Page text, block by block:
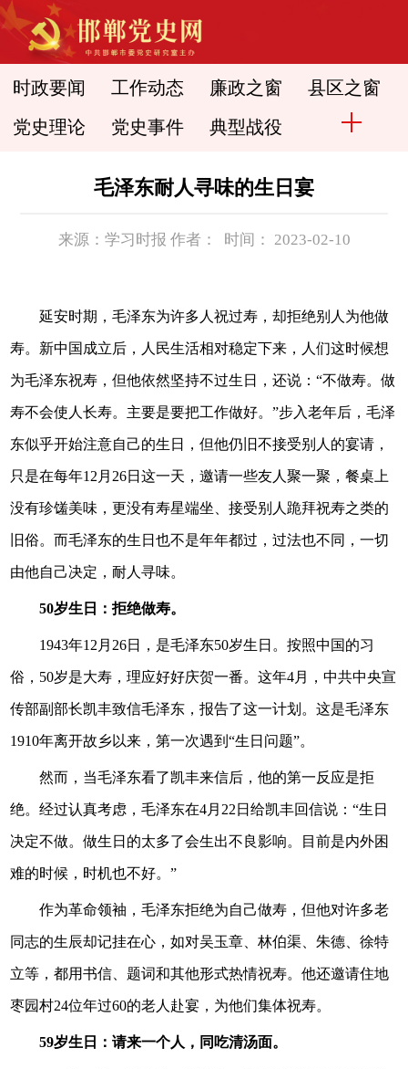
时政要闻 工作动态 廉政之窗 县区之窗
党史理论 党史事件 典型战役
毛泽东耐人寻味的生日宴
来源：学习时报 作者： 时间： 2023-02-10
延安时期，毛泽东为许多人祝过寿，却拒绝别人为他做
寿。新中国成立后，人民生活相对稳定下来，人们这时候想
为毛泽东祝寿，但他依然坚持不过生日，还说：“不做寿。做
寿不会使人长寿。主要是要把工作做好。”步入老年后，毛泽
东似乎开始注意自己的生日，但他仍旧不接受别人的宴请，
只是在每年12月26日这一天，邀请一些友人聚一聚，餐桌上
没有珍馐美味，更没有寿星端坐、接受别人跪拜祝寿之类的
旧俗。而毛泽东的生日也不是年年都过，过法也不同，一切
由他自己决定，耐人寻味。
50岁生日：拒绝做寿。
1943年12月26日，是毛泽东50岁生日。按照中国的习
俗，50岁是大寿，理应好好庆贺一番。这年4月，中共中央宣
传部副部长凯丰致信毛泽东，报告了这一计划。这是毛泽东
1910年离开故乡以来，第一次遇到“生日问题”。
然而，当毛泽东看了凯丰来信后，他的第一反应是拒
绝。经过认真考虑，毛泽东在4月22日给凯丰回信说：“生日
决定不做。做生日的太多了会生出不良影响。目前是内外困
难的时候，时机也不好。”
作为革命领袖，毛泽东拒绝为自己做寿，但他对许多老
同志的生辰却记挂在心，如对吴玉章、林伯渠、朱德、徐特
立等，都用书信、题词和其他形式热情祝寿。他还邀请住地
枣园村24位年过60的老人赴宴，为他们集体祝寿。
59岁生日：请来一个人，同吃清汤面。